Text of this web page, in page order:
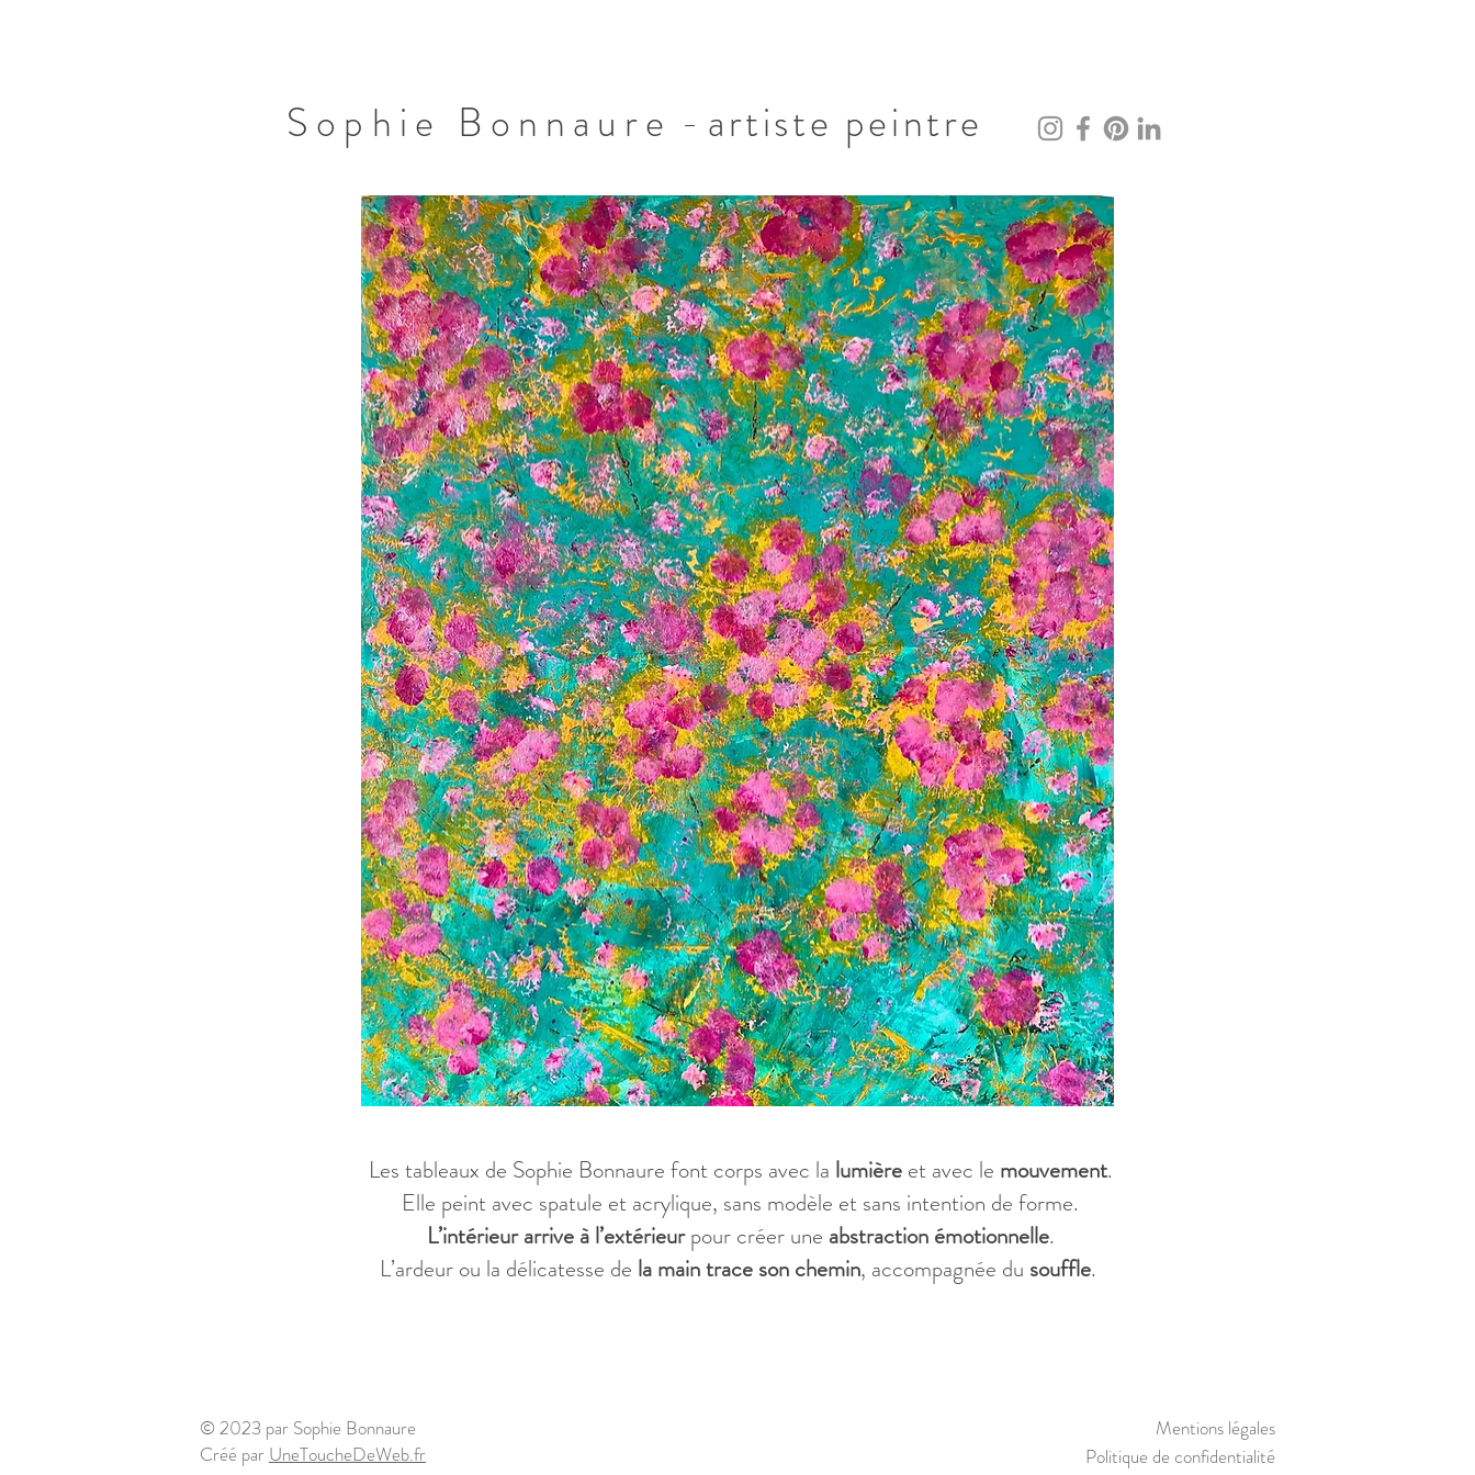
Sophie Bonnaure - artiste peintre
​​​Les tableaux de Sophie Bonnaure font corps avec la lumière et avec le mouvement.​
Elle peint avec spatule et acrylique, sans modèle et sans intention de forme.
L’intérieur arrive à l’extérieurpour créer une abstraction émotionnelle.
L’ardeur ou la délicatesse de la main trace son chemin, accompagnée du souffle. ​
© 2023 par Sophie Bonnaure
Créé par UneToucheDeWeb.fr
Mentions légales
Politique de confidentialité